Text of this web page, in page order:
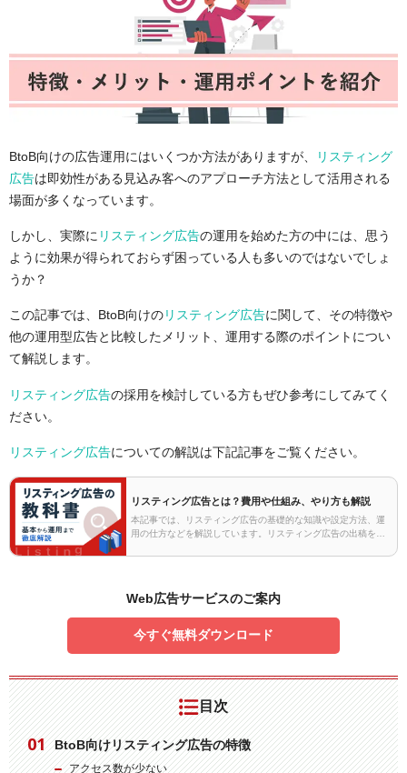
BtoB向けの広告運用にはいくつか方法がありますが、
リスティング
広告は即効性がある見込み客へのアプローチ方法として活用される
場面が多くなっています。
しかし、実際に リスティング広告の運用を始めた方の中には、思う
ように効果が得られておらず困っている人も多いのではないでしょ
うか？
この記事では、BtoB向けのリスティング広告に関して、その特徴や
他の運用型広告と比較したメリット、運用する際のポイントについ
て解説します。
リスティング広告の採用を検討している方もぜひ参考にしてみてく
ださい。
リスティング広告についての解説は下記記事をご覧ください。
リスティング広告とは？費用や仕組み、やり方も解説
本記事では、リスティング広告の基礎的な知識や設定方法、運
用の仕方などを解説しています。リスティング広告の出稿を検
Web広告サービスのご案内
今すぐ無料ダウンロード
目次
BtoB向けリスティング広告の特徴
アクセス数が少ない